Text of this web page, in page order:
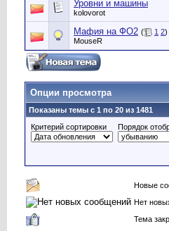
Уровни и машины
kolovorot
Мафия на ФО2 ( 1 2)
MouseR
Опции просмотра
Показаны темы с 1 по 20 из 1481
Критерий сортировки
Порядок
Новые
Нет
Тема